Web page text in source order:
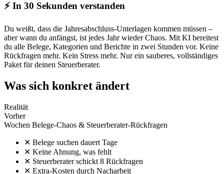
⚡ In 30 Sekunden verstanden
Du weißt, dass die Jahresabschluss-Unterlagen kommen müssen –
aber wann du anfängst, ist jedes Jahr wieder Chaos. Mit KI bereitest
du alle Belege, Kategorien und Berichte in zwei Stunden vor. Keine
Rückfragen mehr. Kein Stress mehr. Nur ein sauberes, vollständiges
Paket für deinen Steuerberater.
Was sich konkret ändert
Realität
Vorher
Wochen Belege-Chaos & Steuerberater-Rückfragen
✕ Belege suchen dauert Tage
✕ Keine Ahnung, was fehlt
✕ Steuerberater schickt 8 Rückfragen
✕ Extra-Kosten durch Nacharbeit